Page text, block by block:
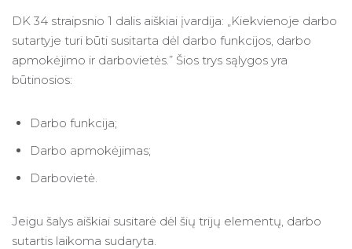
DK 34 straipsnio 1 dalis aiškiai įvardija: „Kiekvienoje darbo
sutartyje turi būti susitarta dėl darbo funkcijos, darbo
apmokėjimo ir darbovietės.” Šios trys sąlygos yra
būtinosios:
Darbo funkcija;
Darbo apmokėjimas;
Darbovietė.
Jeigu šalys aiškiai susitarė dėl šių trijų elementų, darbo
sutartis laikoma sudaryta.